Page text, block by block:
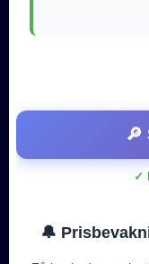
✓
🔔